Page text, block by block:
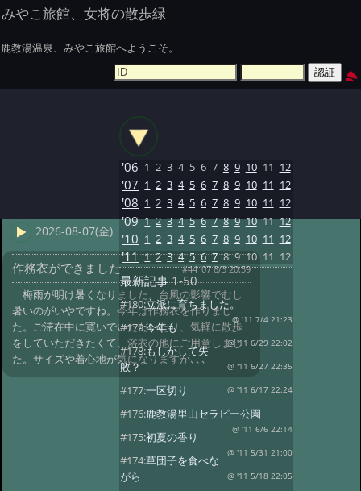
みやこ旅館、女将の散歩緑
鹿教湯温泉、みやこ旅館へようこそ。
2026-08-07(金)
作務衣ができました #44 '07 8/3 20:59
梅雨が明け暑くなりました。台風の影響でむし
暑いのがいやですね。今年は作務衣を作りまし
た。ご滞在中に寛いでいただいたり、気軽に散歩
をしていただきたくて、浴衣の他にご用意しまし
た。サイズや着心地が気になりますが､､､
'06 1 2 3 4 5 6 7 8 9 10 11 12
'07 1 2 3 4 5 6 7 8 9 10 11 12
'08 1 2 3 4 5 6 7 8 9 10 11 12
'09 1 2 3 4 5 6 7 8 9 10 11 12
'10 1 2 3 4 5 6 7 8 9 10 11 12
'11 1 2 3 4 5 6 7 8 9 10 11 12
最新記事1-50
#180:立派に育ちました。
@ '11 7/4 21:23
#179:今年も
@ '11 6/29 22:02
#178:もしかして失
敗？
@ '11 6/27 22:35
#177:一区切り @ '11 6/17 22:24
#176:鹿教湯里山セラピー公園
@ '11 6/6 22:14
#175:初夏の香り
@ '11 5/31 21:00
#174:草団子を食べな
がら
@ '11 5/18 22:05